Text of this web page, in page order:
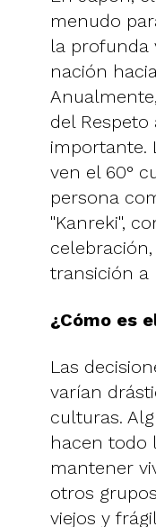
menudo
la profunda
nación
del
importante.
ven el 60°
persona
"Kanreki",
transición a
¿Cómo es
Las
varían
culturas.
hacen todo
mantener
otros
viejos y